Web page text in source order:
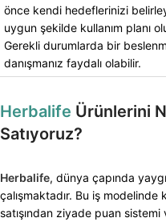
önce kendi hedeflerinizi
uygun şekilde kullanım planı
Gerekli durumlarda bir
danışmanız faydalı olabilir.
Herbalife Ürünlerini
Satıyoruz?
Herbalife, dünya çapında
çalışmaktadır. Bu iş modelinde
satışından ziyade puan